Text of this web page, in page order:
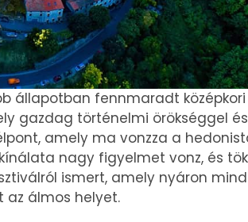
állapotban fennmaradt
gazdag történelmi örökséggel és
amely ma vonzza a
nagy figyelmet vonz, és
ismert, amely nyáron
az álmos helyet.